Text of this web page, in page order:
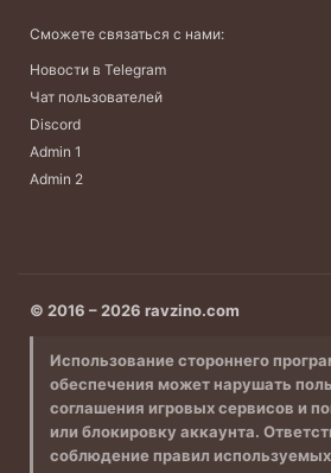
Сможете связаться с нами:
Новости в Telegram
Чат пользователей
Discord
Admin 1
Admin 2
© 2016 – 2026 ravzino.com
Использование стороннего
обеспечения может нарушать
соглашения игровых сервисов и
или блокировку аккаунта.
соблюдение правил